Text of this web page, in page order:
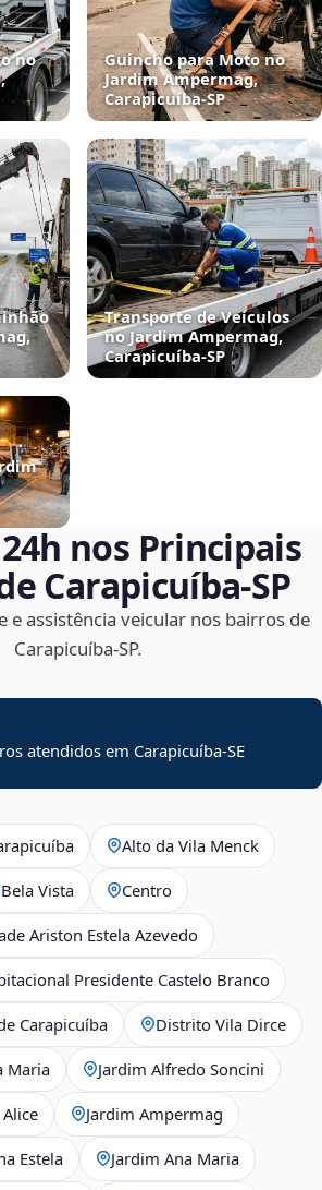
no
Guincho para Moto no
Jardim Ampermag,
Carapicuíba‑SP
Transporte de Veículos
no Jardim Ampermag,
Carapicuíba‑SP
nos Principais
Carapicuíba‑SP
e assistência veicular nos bairros de
Carapicuíba‑SP.
atendidos em Carapicuíba-SE
Alto da Vila Menck
Bela Vista Centro
Ariston Estela Azevedo
Presidente Castelo Branco
Carapicuíba Distrito Vila Dirce
Maria Jardim Alfredo Soncini
Jardim Ampermag
Estela Jardim Ana Maria